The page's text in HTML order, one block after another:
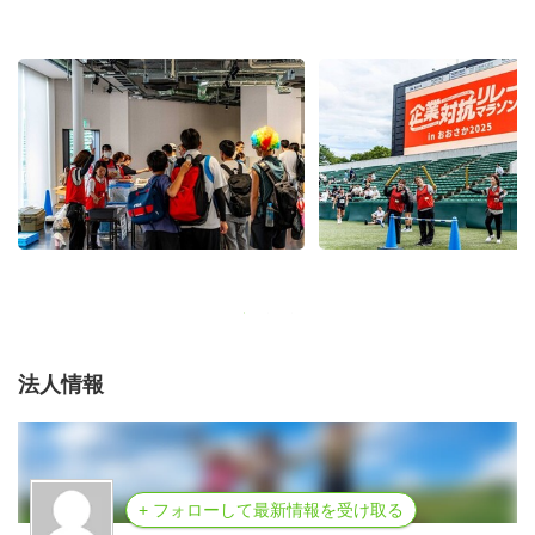
法人情報
+ フォローして最新情報を受け取る